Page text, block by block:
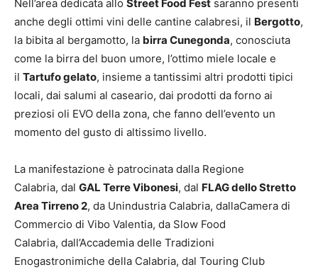
Nell’area dedicata allo Street Food Fest saranno presenti
anche degli ottimi vini delle cantine calabresi, il Bergotto,
la bibita al bergamotto, la birra Cunegonda, conosciuta
come la birra del buon umore, l’ottimo miele locale e
il Tartufo gelato, insieme a tantissimi altri prodotti tipici
locali, dai salumi al caseario, dai prodotti da forno ai
preziosi oli EVO della zona, che fanno dell’evento un
momento del gusto di altissimo livello.
La manifestazione è patrocinata dalla Regione
Calabria, dal GAL Terre Vibonesi, dal FLAG dello Stretto
Area Tirreno 2, da Unindustria Calabria, dallaCamera di
Commercio di Vibo Valentia, da Slow Food
Calabria, dall’Accademia delle Tradizioni
Enogastronimiche della Calabria, dal Touring Club